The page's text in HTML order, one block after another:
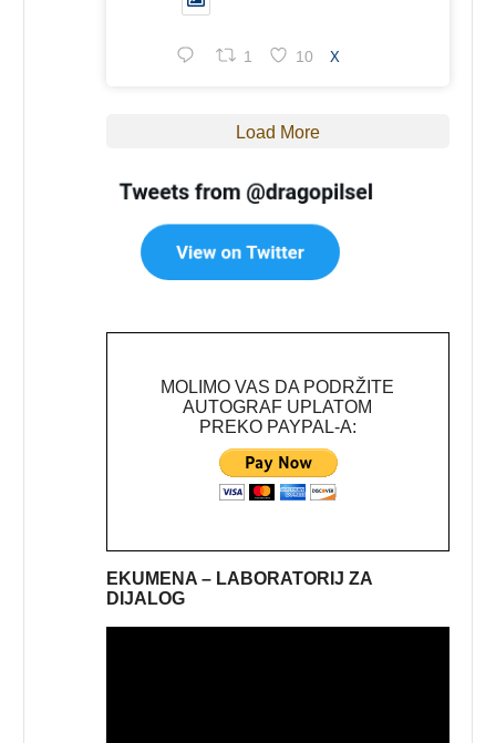
1 10 X
Load More
MOLIMO VAS DA PODRŽITE
AUTOGRAF UPLATOM
PREKO PAYPAL-A:
EKUMENA – LABORATORIJ ZA
DIJALOG